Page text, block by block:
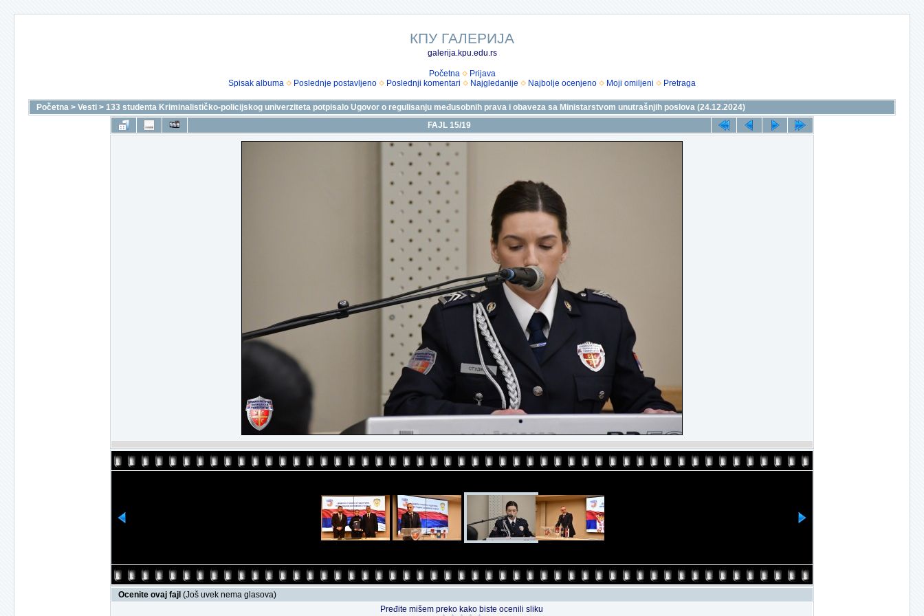
КПУ ГАЛЕРИЈА
galerija.kpu.edu.rs
Početna
Prijava
Spisak albuma
Poslednje postavljeno Poslednji komentari Najgledanije Najbolje ocenjeno Moji omiljeni Pretraga
Početna > Vesti > 133 studenta Kriminalističko-policijskog univerziteta potpisalo Ugovor o regulisanju međusobnih prava i obaveza sa Ministarstvom unutrašnjih poslova (24.12.2024)
FAJL 15/19
Ocenite ovaj fajl (Još uvek nema glasova)
Pređite mišem preko kako biste ocenili sliku